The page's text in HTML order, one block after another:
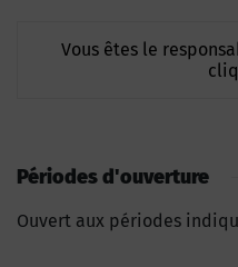
Vous êtes le
Périodes d'ouverture
Ouvert aux périodes